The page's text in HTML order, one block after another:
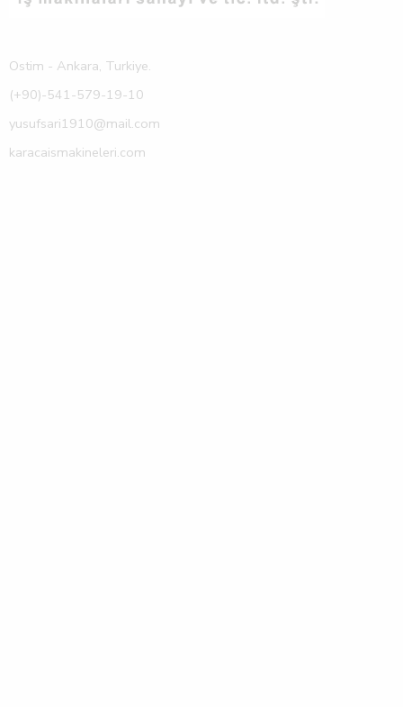
Ostim - Ankara, Turkiye.
(+90)-541-579-19-10
yusufsari1910@mail.com
karacaismakineleri.com